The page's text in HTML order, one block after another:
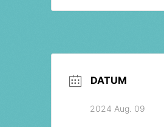
DATUM
2024 Aug. 09